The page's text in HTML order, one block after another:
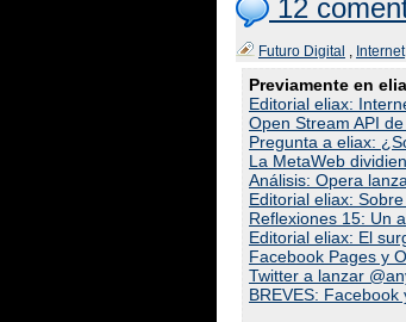
12
Futuro Digital , Internet
Previamente en
Editorial eliax:
Open Stream API
Pregunta a eliax:
La MetaWeb
Análisis: Opera
Editorial eliax:
Reflexiones 15: Un
Editorial eliax: El
Facebook Pages y
Twitter a lanzar
BREVES: